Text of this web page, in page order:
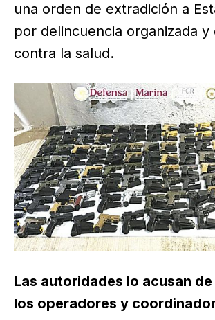
una orden de extradición a
por delincuencia organizada y
contra la salud.
Las autoridades lo acusan
los operadores y